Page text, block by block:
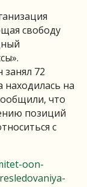
свободу
занял 72
находилась на
что
позиций
с
oon-